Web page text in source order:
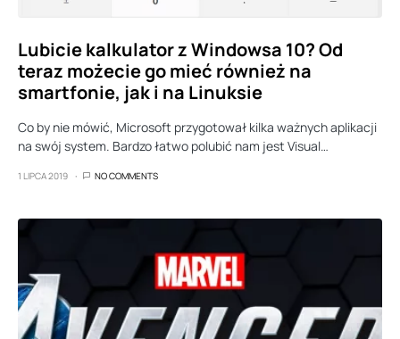
Lubicie kalkulator z Windowsa 10? Od
teraz możecie go mieć również na
smartfonie, jak i na Linuksie
Co by nie mówić, Microsoft przygotował kilka ważnych aplikacji
na swój system. Bardzo łatwo polubić nam jest Visual…
1 LIPCA 2019 NO COMMENTS